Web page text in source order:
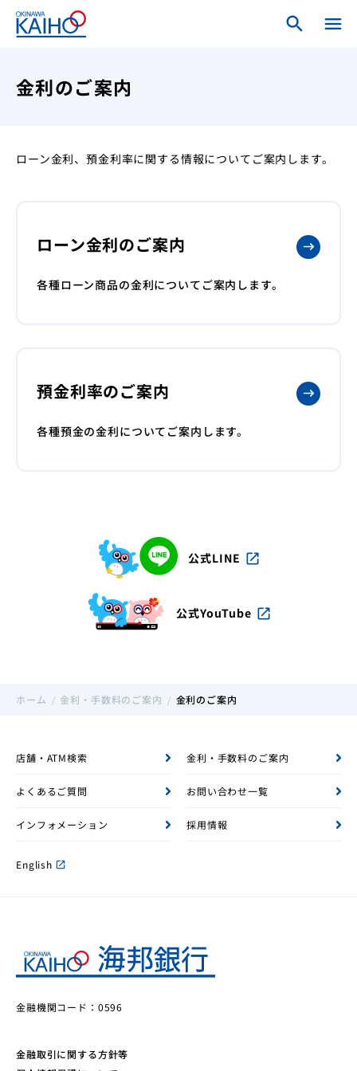
search menu
ホーム
search close
ログインメニュー
個人のお客さま
店舗・ATM 金利・手数料 よくあるご質問
インフォメーション
お問い合わせ一覧
金利のご案内
ローン金利、預金利率に関する情報についてご案内します。
ローン金利のご案内
各種ローン商品の金利についてご案内します。
預金利率のご案内
各種預金の金利についてご案内します。
公式LINE open_in_new
公式YouTube open_in_new
ホーム 金利・手数料のご案内 金利のご案内
店舗・ATM検索 金利・手数料のご案内
よくあるご質問 お問い合わせ一覧
インフォメーション 採用情報
English open_in_new
金融機関コード：0596
金融取引に関する方針等